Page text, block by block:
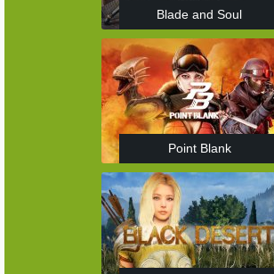
Blade and Soul
Point Blank